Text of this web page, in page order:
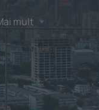
mult